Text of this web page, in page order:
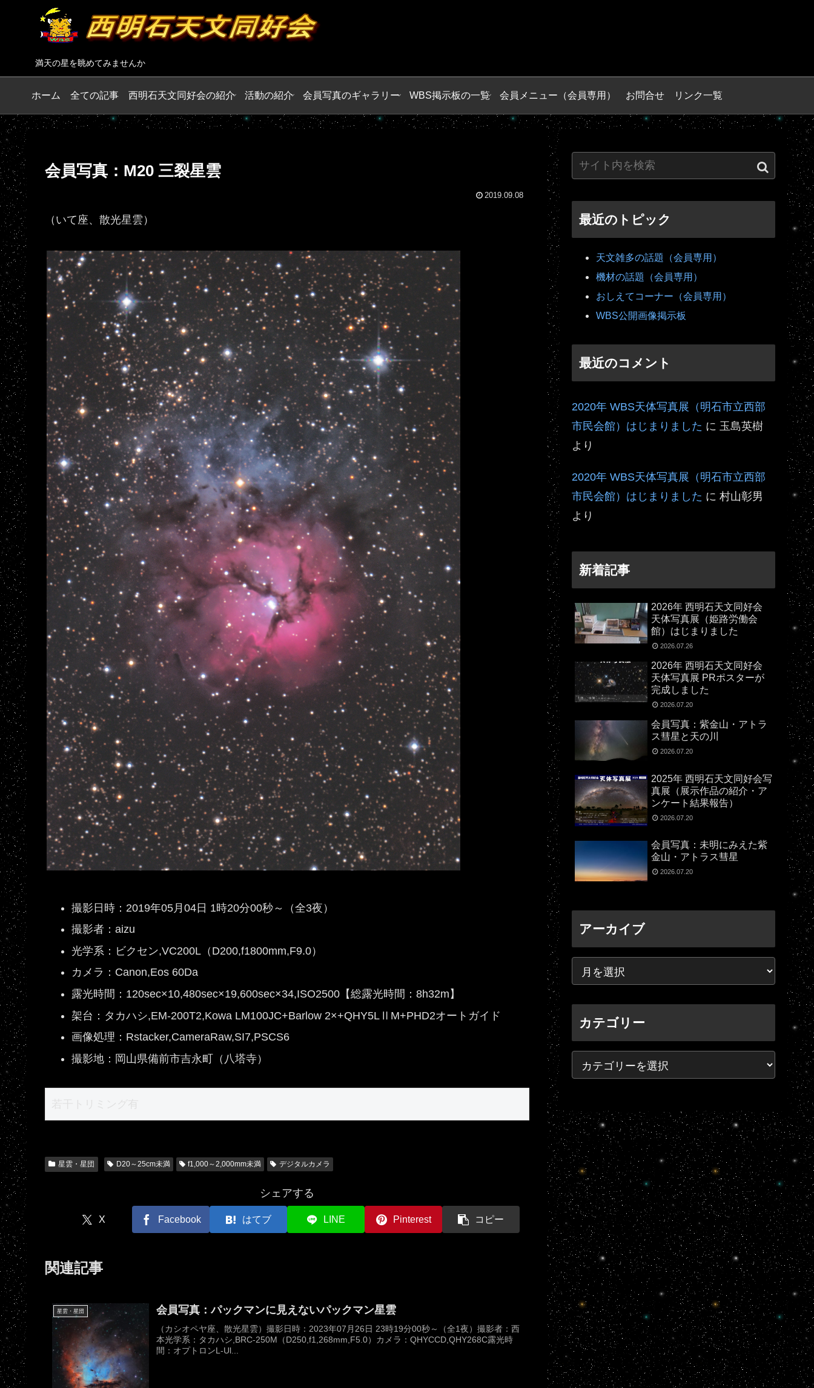
満天の星を眺めてみませんか
ホーム 全ての記事 西明石天文同好会の紹介 活動の紹介 会員写真のギャラリー WBS掲示板の一覧 会員メニュー（会員専用） お問合せ リンク一覧
会員写真：M20 三裂星雲
2019.09.08
（いて座、散光星雲）
撮影日時：2019年05月04日 1時20分00秒～（全3夜）
撮影者：aizu
光学系：ビクセン,VC200L（D200,f1800mm,F9.0）
カメラ：Canon,Eos 60Da
露光時間：120sec×10,480sec×19,600sec×34,ISO2500【総露光時間：8h32m】
架台：タカハシ,EM-200T2,Kowa LM100JC+Barlow 2×+QHY5LⅡM+PHD2オートガイド
画像処理：Rstacker,CameraRaw,SI7,PSCS6
撮影地：岡山県備前市吉永町（八塔寺）
星雲・星団 D20～25cm未満 f1,000～2,000mm未満 デジタルカメラ
シェアする
X Facebook はてブ LINE Pinterest コピー
関連記事
星雲・星団 会員写真：パックマンに見えないパックマン星雲
（カシオペヤ座、散光星雲）撮影日時：2023年07月26日 23時19分00秒～（全1夜）撮影者：西
本光学系：タカハシ,BRC-250M（D250,f1,268mm,F5.0）カメラ：QHYCCD,QHY268C露光時
間：オプトロンL-Ul...
最近のトピック
天文雑多の話題（会員専用）
機材の話題（会員専用）
おしえてコーナー（会員専用）
WBS公開画像掲示板
最近のコメント
2020年 WBS天体写真展（明石市立西部
市民会館）はじまりました に 玉島英樹
より
2020年 WBS天体写真展（明石市立西部
市民会館）はじまりました に 村山彰男
より
新着記事
2026年 西明石天文同好会
天体写真展（姫路労働会
館）はじまりました
2026.07.26
2026年 西明石天文同好会
天体写真展 PRポスターが
完成しました
2026.07.20
会員写真：紫金山・アトラ
ス彗星と天の川
2026.07.20
2025年 西明石天文同好会写
真展（展示作品の紹介・ア
ンケート結果報告）
2026.07.20
会員写真：未明にみえた紫
金山・アトラス彗星
2026.07.20
アーカイブ
カテゴリー